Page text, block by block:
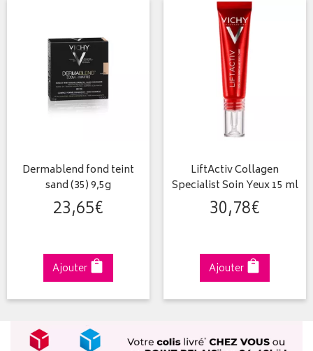
Dermablend fond teint
sand (35) 9,5g
23,65€
Ajouter
LiftActiv Collagen
Specialist Soin Yeux 15 ml
30,78€
Ajouter